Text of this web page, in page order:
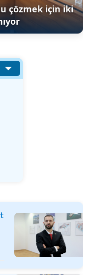
çözmek için iki